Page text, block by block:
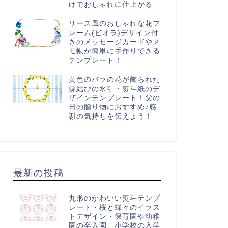
けでおしゃれに仕上がる
リース風のおしゃれな花フ
レーム(ビオラ)デザイン付
きのメッセージカードやメ
モ帳が簡単に手作りできる
テンプレート！
黄色のバラの花が飾られた
蝶結びの水引・熨斗紙のデ
ザインテンプレート！父の
日の贈り物におすすめ♪感
謝の気持ちを伝えよう！
最新の投稿
丸形のかわいい熨斗テンプ
レート・桜と蝶々のイラス
トデザイン・保育園や幼稚
園の卒入園、小学校の入学